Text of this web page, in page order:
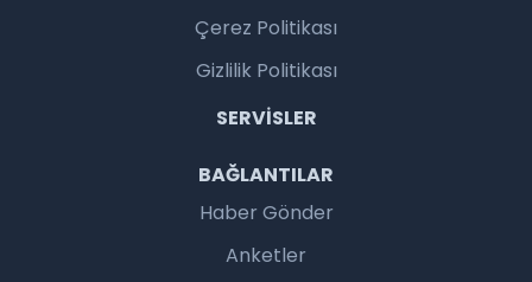
Çerez Politikası
Gizlilik Politikası
SERVISLER
BAĞLANTILAR
Haber Gönder
Anketler